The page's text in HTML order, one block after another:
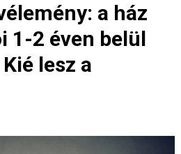
a ház
1-2 éven belül
lesz a